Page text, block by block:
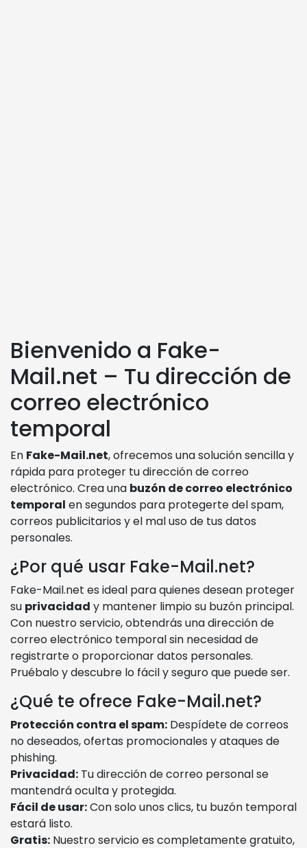
Bienvenido a Fake-
Mail.net – Tu dirección de
correo electrónico
temporal
En Fake-Mail.net, ofrecemos una solución sencilla y
rápida para proteger tu dirección de correo
electrónico. Crea una buzón de correo electrónico
temporal en segundos para protegerte del spam,
correos publicitarios y el mal uso de tus datos
personales.
¿Por qué usar Fake-Mail.net?
Fake-Mail.net es ideal para quienes desean proteger
su privacidad y mantener limpio su buzón principal.
Con nuestro servicio, obtendrás una dirección de
correo electrónico temporal sin necesidad de
registrarte o proporcionar datos personales.
Pruébalo y descubre lo fácil y seguro que puede ser.
¿Qué te ofrece Fake-Mail.net?
Protección contra el spam: Despídete de correos
no deseados, ofertas promocionales y ataques de
phishing.
Privacidad: Tu dirección de correo personal se
mantendrá oculta y protegida.
Fácil de usar:Con solo unos clics, tu buzón temporal
estará listo.
Gratis: Nuestro servicio es completamente gratuito,